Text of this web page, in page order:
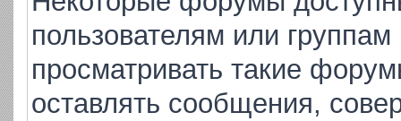
пользователям или
просматривать такие
оставлять сообщения,